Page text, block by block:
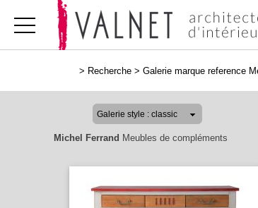
> Recherche > Galerie marque reference
Michel Ferrand Meubles de compléments